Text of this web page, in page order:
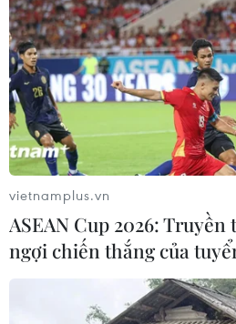
vietnamplus.vn
ASEAN Cup 2026: Truyền
ngợi chiến thắng của